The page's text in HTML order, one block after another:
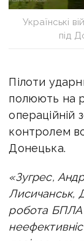
Українські
під
Пілоти
полюють на
операційній
контролем
Донецька.
«Зугрес,
Лисичанськ,
робота БПЛА